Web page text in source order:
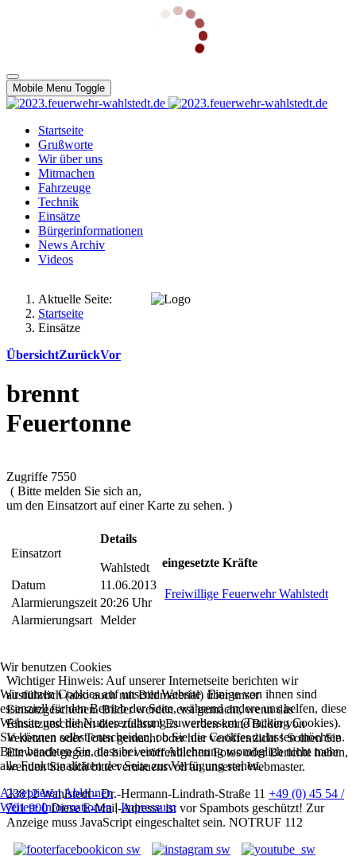
Mobile Menu Toggle
Startseite
Grußworte
Wir über uns
Mitmachen
Fahrzeuge
Technik
Einsätze
Bürgerinformationen
News Archiv
Videos
Aktuelle Seite:
Startseite
Einsätze
ÜbersichtZurückVor
brennt
Feuertonne
Zugriffe 7550
( Bitte melden Sie sich an,
um den Einsatzort auf einer Karte zu sehen. )
Einsatzort
Details
Wahlstedt
Datum
11.06.2013
Alarmierungszeit 20:26 Uhr
Alarmierungsart Melder
eingesetzte Kräfte
Freiwillige Feuerwehr Wahlstedt
Wichtiger Hinweis: Auf unserer Internetseite berichten wir
ausführlich (also auch mit Bildmaterial) über unser
Einsatzgeschehen. Bilder werden erst gemacht, wenn das
Einsatzgeschehen dies zulässt ! Es werden keine Bilder von
Verletzten oder Toten gemacht oder hier veröffentlicht ! Sollten Sie
Einwände gegen die hier veröffentlichen Fotos oder Berichte haben,
wenden Sie sich bitte vertrauensvoll an unseren Webmaster.
23812 Wahlstedt - Dr.-Hermann-Lindrath-Straße 11 +49 (0) 45 54 /
701 900 Diese E-Mail-Adresse ist vor Spambots geschützt! Zur
Anzeige muss JavaScript eingeschaltet sein. NOTRUF 112
Wir benutzen Cookies
Wir nutzen Cookies auf unserer Website. Einige von ihnen sind
essenziell für den Betrieb der Seite, während andere uns helfen, diese
Website und die Nutzererfahrung zu verbessern (Tracking Cookies).
Sie können selbst entscheiden, ob Sie die Cookies zulassen möchten.
Bitte beachten Sie, dass bei einer Ablehnung womöglich nicht mehr
alle Funktionalitäten der Seite zur Verfügung stehen.
Akzeptieren Ablehnen
Weitere Informationen|Impressum